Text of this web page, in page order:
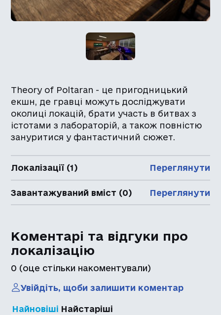
Theory of Poltaran - це пригодницький
екшн, де гравці можуть досліджувати
околиці локацій, брати участь в битвах з
істотами з лабораторій, а також повністю
зануритися у фантастичний сюжет.
Локалізації (1) Переглянути
Завантажуваний вміст (0) Переглянути
Коментарі та відгуки про
локалізацію
0 (оце стільки накоментували)
Увійдіть, щоби залишити коментар
Найновіші Найстаріші